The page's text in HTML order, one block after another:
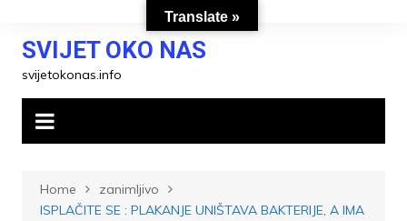
contentSVIJET OKO NAS
svijetokonas.info
Home
zanimljivo
ISPLAČITE SE : PLAKANJE UNIŠTAVA BAKTERIJE, A IMA
Translate »